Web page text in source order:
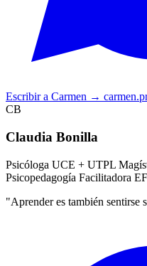
Escribir a Carmen →
CB
Claudia Bonilla
Psicóloga UCE + UTPL
Psicopedagogía Facilitadora
"Aprender es también sentirse